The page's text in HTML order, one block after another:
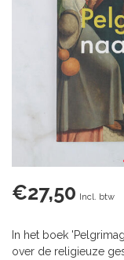
€27,50 Incl. btw
In het boek
over de religieuze